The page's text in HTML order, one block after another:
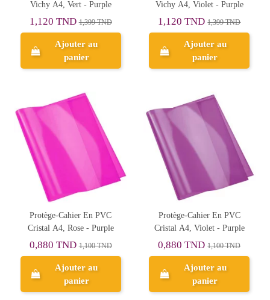
Vichy A4, Vert - Purple
1,120 TND1,399 TND
Ajouter au
panier
Vichy A4, Violet - Purple
1,120 TND1,399 TND
Ajouter au
panier
Protège-Cahier En PVC
Cristal A4, Rose - Purple
0,880 TND1,100 TND
Ajouter au
panier
Protège-Cahier En PVC
Cristal A4, Violet - Purple
0,880 TND1,100 TND
Ajouter au
panier